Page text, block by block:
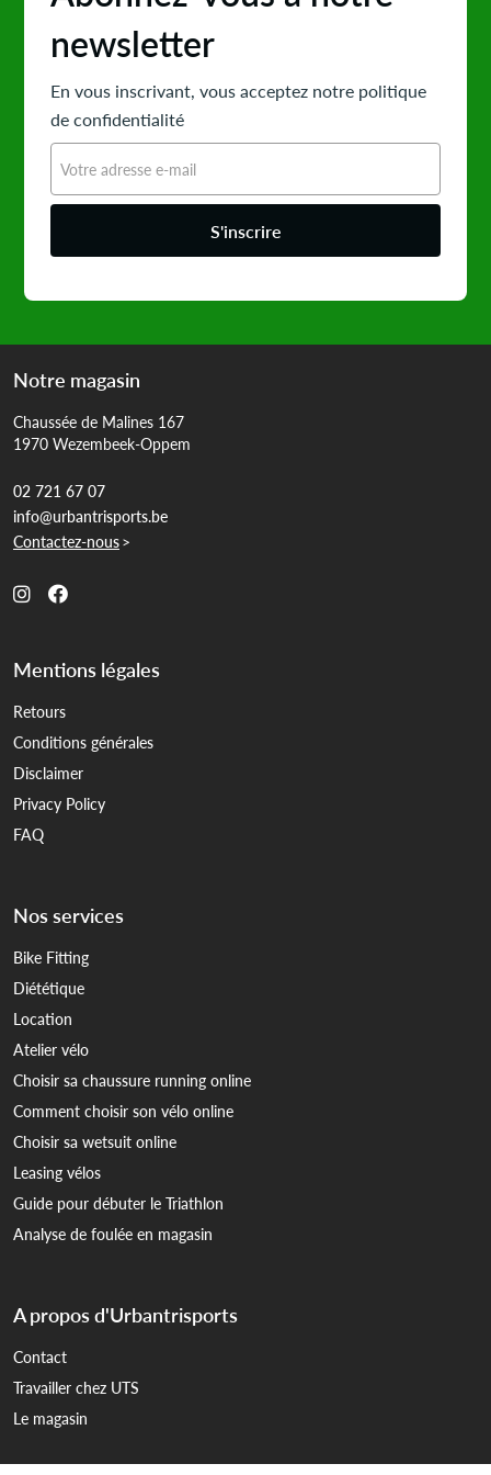
newsletter
En vous inscrivant, vous acceptez notre politique
de confidentialité
S'inscrire
Notre magasin
Chaussée de Malines 167
1970 Wezembeek-Oppem
02 721 67 07
info@urbantrisports.be
Contactez-nous>
Mentions légales
Retours
Conditions générales
Disclaimer
Privacy Policy
FAQ
Nos services
Bike Fitting
Diététique
Location
Atelier vélo
Choisir sa chaussure running online
Comment choisir son vélo online
Choisir sa wetsuit online
Leasing vélos
Guide pour débuter le Triathlon
Analyse de foulée en magasin
A propos d'Urbantrisports
Contact
Travailler chez UTS
Le magasin